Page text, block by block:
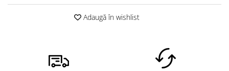
Adaugă în wishlist